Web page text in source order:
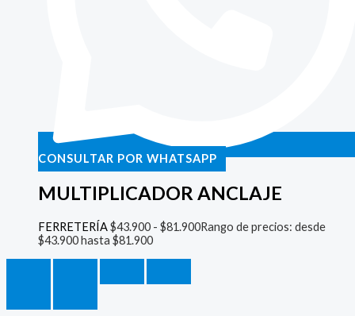
CONSULTAR POR WHATSAPP
MULTIPLICADOR ANCLAJE
FERRETERÍA$43.900 - $81.900Rango de precios: desde
$43.900 hasta $81.900